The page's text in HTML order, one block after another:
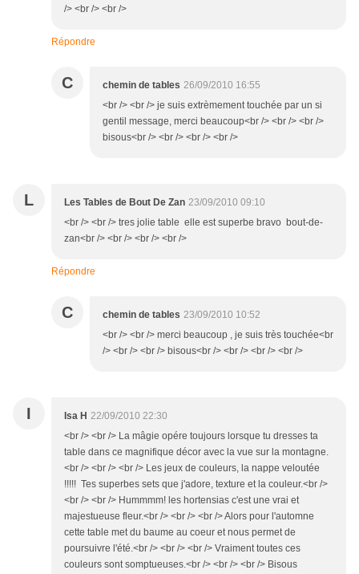
/> <br /> <br />
Répondre
C chemin de tables 26/09/2010 16:55
<br /> <br /> je suis extrèmement touchée par un si
gentil message, merci beaucoup<br /> <br /> <br />
bisous<br /> <br /> <br /> <br />
L Les Tables de Bout De Zan 23/09/2010 09:10
<br /> <br /> tres jolie table elle est superbe bravo bout-de-
zan<br /> <br /> <br /> <br />
Répondre
C chemin de tables 23/09/2010 10:52
<br /> <br /> merci beaucoup , je suis très touchée<br
/> <br /> <br /> bisous<br /> <br /> <br /> <br />
I Isa H 22/09/2010 22:30
<br /> <br /> La mâgie opére toujours lorsque tu dresses ta
table dans ce magnifique décor avec la vue sur la montagne.
<br /> <br /> <br /> Les jeux de couleurs, la nappe veloutée
!!!!! Tes superbes sets que j'adore, texture et la couleur.<br />
<br /> <br /> Hummmm! les hortensias c'est une vrai et
majestueuse fleur.<br /> <br /> <br /> Alors pour l'automne
cette table met du baume au coeur et nous permet de
poursuivre l'été.<br /> <br /> <br /> Vraiment toutes ces
couleurs sont somptueuses.<br /> <br /> <br /> Bisous